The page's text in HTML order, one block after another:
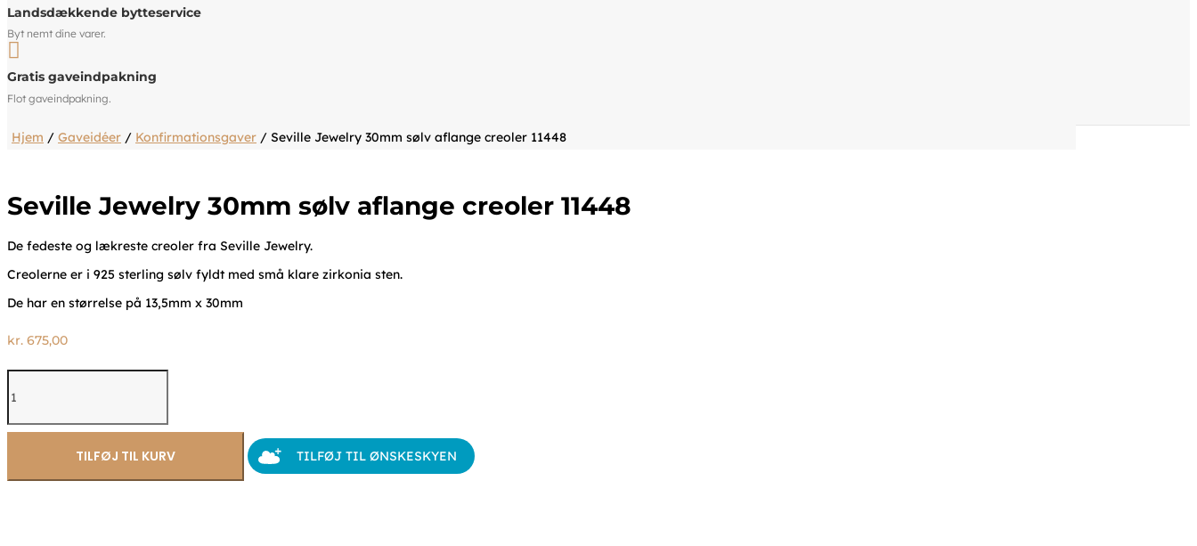
Landsdækkende bytteservice
Byt nemt dine varer.

Gratis gaveindpakning
Flot gaveindpakning.
Hjem / Gaveidéer / Konfirmationsgaver / Seville Jewelry 30mm sølv aflange creoler 11448
Seville Jewelry 30mm sølv aflange creoler 11448
De fedeste og lækreste creoler fra Seville Jewelry.
Creolerne er i 925 sterling sølv fyldt med små klare zirkonia sten.
De har en størrelse på 13,5mm x 30mm
kr. 675,00
Seville
Jewelry
sølv
TILFØJ TIL KURV TILFØJ TIL ØNSKESKYEN